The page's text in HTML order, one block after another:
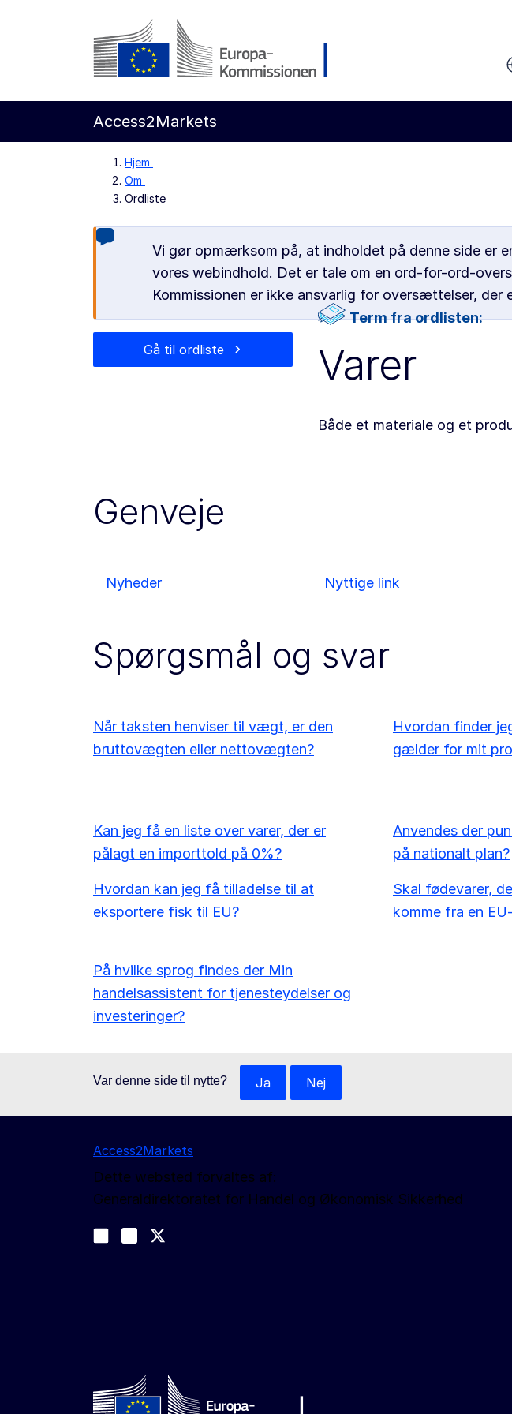
Gå til indholdet
Access2Markets
Hjem
Om
Ordliste
Vi gør opmærksom på, at indholdet på denne side er
vores webindhold. Det er tale om en ord-for-ord-
Kommissionen er ikke ansvarlig for oversættelser,
Gå til ordliste
Term fra ordlisten:
Varer
Både et materiale og et
Genveje
Nyheder Nyttige link
Spørgsmål og svar
Når taksten henviser til vægt, er den
bruttovægten eller nettovægten?
Hvordan finder
gælder for mit
Kan jeg få en liste over varer, der er
pålagt en importtold på 0%?
Anvendes der
på nationalt plan?
Hvordan kan jeg få tilladelse til at
eksportere fisk til EU?
Skal fødevarer,
komme fra en
På hvilke sprog findes der Min
handelsassistent for tjenesteydelser og
investeringer?
Var denne side til nytte? Ja Nej
Access2Markets
Dette websted forvaltes af:
Generaldirektoratet for Handel og Økonomisk Sikkerhed
Join us on LinkedIn
Trade-Off podcast